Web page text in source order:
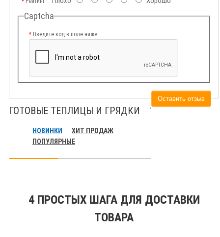
Captcha
Введите код в поле ниже
Оставить отзыв
ГОТОВЫЕ ТЕПЛИЦЫ И ГРЯДКИ
НОВИНКИ
ХИТ ПРОДАЖ
ПОПУЛЯРНЫЕ
4 ПРОСТЫХ ШАГА ДЛЯ ДОСТАВКИ
ТОВАРА